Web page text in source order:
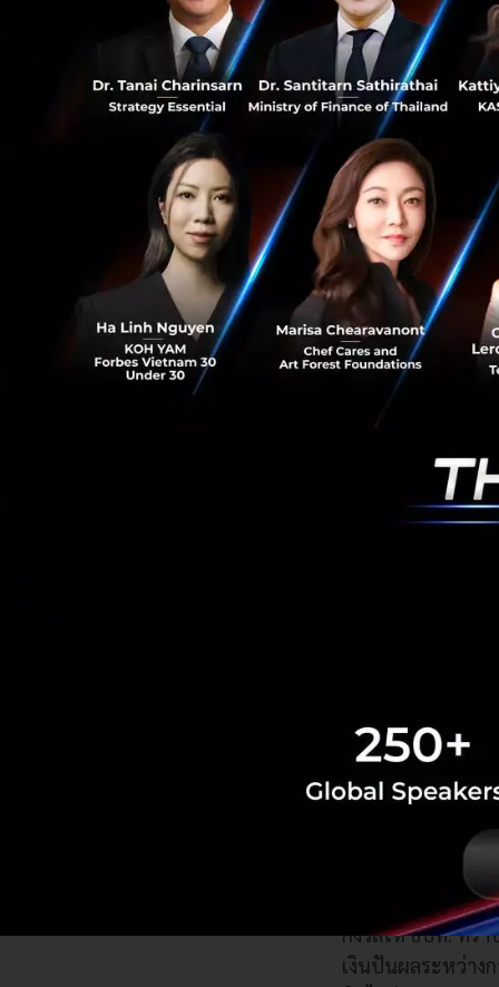
27
นอกจากนี้ ในช่วง
ช่วยเหลือลูกหนี้
ปรับปรุงโครงสร้า
โครงสร้างหนี้ให้
กองทุนของธนาคา
การขอ
แต่จะเป็นผ
ต่อผู้ฝากเงิ
การประกาศเรื่อ
ยังช่วยลดความกั
จัดการแบบระมัด
กังวลให้ ธปท. ทร
เงินปันผลระหว่าง